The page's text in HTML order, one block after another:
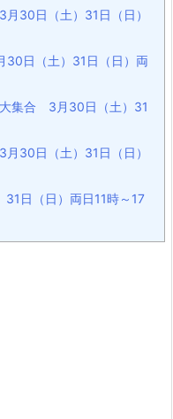
30日（土）31日（日）
日（土）31日（日）両
集合 3月30日（土）31
30日（土）31日（日）
日（日）両日11時～17